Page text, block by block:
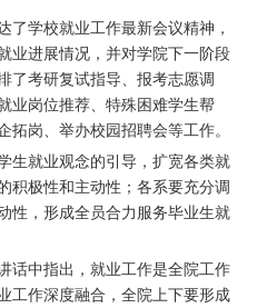
学校就业工作最新会议精神，
业进展情况，并对学院下一阶段
了考研复试指导、报考志愿调
业岗位推荐、特殊困难学生帮
拓岗、举办校园招聘会等工作。
就业观念的引导，扩宽各类就
积极性和主动性；各系要充分调
性，形成全员合力服务毕业生就
中指出，就业工作是全院工作
工作深度融合，全院上下要形成